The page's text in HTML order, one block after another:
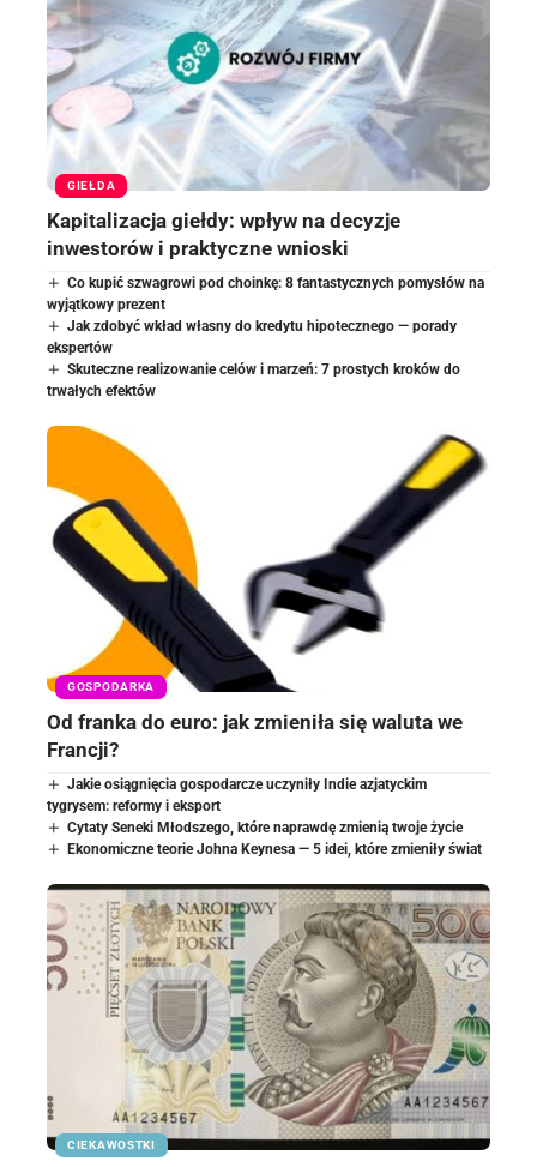
GIEŁDA
Kapitalizacja giełdy: wpływ na decyzje
inwestorów i praktyczne wnioski
Co kupić szwagrowi pod choinkę: 8 fantastycznych pomysłów na
wyjątkowy prezent
Jak zdobyć wkład własny do kredytu hipotecznego — porady
ekspertów
Skuteczne realizowanie celów i marzeń: 7 prostych kroków do
trwałych efektów
GOSPODARKA
Od franka do euro: jak zmieniła się waluta we
Francji?
Jakie osiągnięcia gospodarcze uczyniły Indie azjatyckim
tygrysem: reformy i eksport
Cytaty Seneki Młodszego, które naprawdę zmienią twoje życie
Ekonomiczne teorie Johna Keynesa — 5 idei, które zmieniły świat
CIEKAWOSTKI